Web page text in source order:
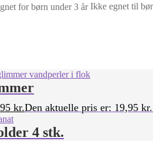
Ikke egnet til
kr.Den aktuelle pris er: 19,95
4 stk.